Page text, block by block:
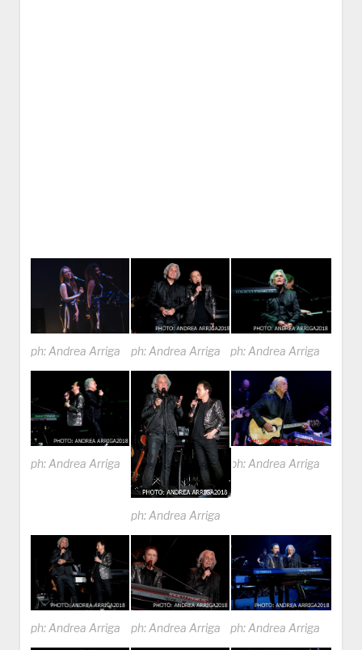
ph: Andrea Arriga ph: Andrea Arriga ph: Andrea Arriga
ph: Andrea Arriga
ph: Andrea Arriga
ph: Andrea Arriga
ph: Andrea Arriga ph: Andrea Arriga ph: Andrea Arriga